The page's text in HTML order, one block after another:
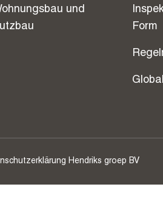
und
Form
Hendriks groep BV